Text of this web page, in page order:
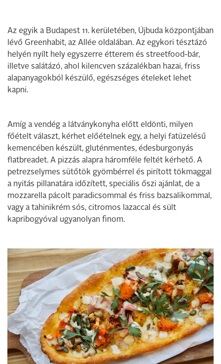
Az egyik a Budapest 11. kerületében, Újbuda központjában
lévő Greenhabit, az Allée oldalában. Az egykori tésztázó
helyén nyílt hely egyszerre étterem és streetfood-bár,
illetve salátázó, ahol kilencven százalékban hazai, friss
alapanyagokból készülő, egészséges ételeket lehet
kapni.
Amíg a vendég a látványkonyha előtt eldönti, milyen
főételt választ, kérhet előételnek egy, a helyi fatüzelésű
kemencében készült, gluténmentes, édesburgonyás
flatbreadet. A pizzás alapra háromféle feltét kérhető. A
petrezselymes sütőtök gyömbérrel és pirított tökmaggal
a nyitás pillanatára időzített, speciális őszi ajánlat, de a
mozzarella pácolt paradicsommal és friss bazsalikommal,
vagy a tahinikrém sós, citromos lazaccal és sült
kapribogyóval ugyanolyan finom.